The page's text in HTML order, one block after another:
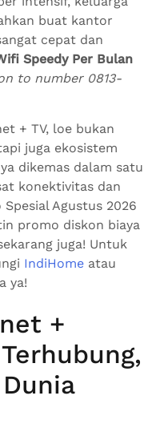
buat kantor
cepat dan
Speedy Per Bulan
to number 0813-
+ TV, loe bukan
juga ekosistem
dikemas dalam satu
konektivitas dan
Agustus 2026
promo diskon biaya
juga! Untuk
IndiHome atau
ya!
+